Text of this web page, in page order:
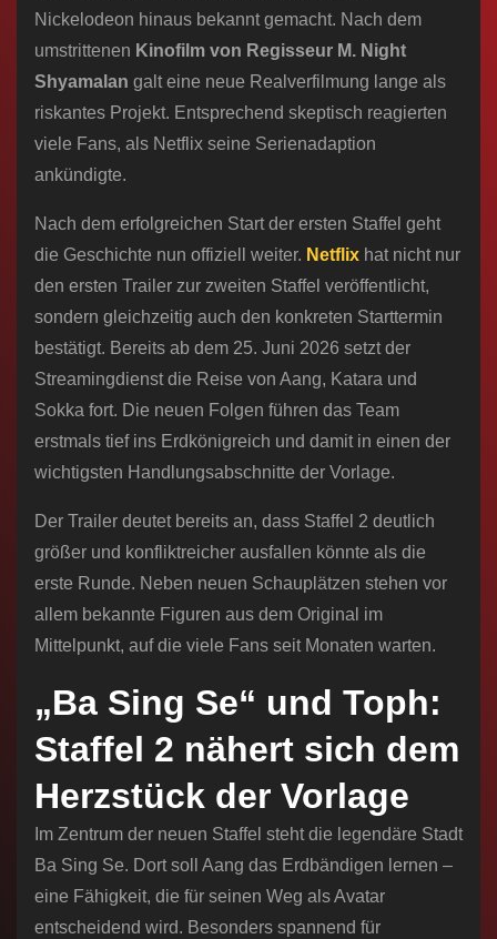
Nickelodeon hinaus bekannt gemacht. Nach dem
umstrittenen Kinofilm von Regisseur M. Night
Shyamalan galt eine neue Realverfilmung lange als
riskantes Projekt. Entsprechend skeptisch reagierten
viele Fans, als Netflix seine Serienadaption
ankündigte.
Nach dem erfolgreichen Start der ersten Staffel geht
die Geschichte nun offiziell weiter. Netflix hat nicht nur
den ersten Trailer zur zweiten Staffel veröffentlicht,
sondern gleichzeitig auch den konkreten Starttermin
bestätigt. Bereits ab dem 25. Juni 2026 setzt der
Streamingdienst die Reise von Aang, Katara und
Sokka fort. Die neuen Folgen führen das Team
erstmals tief ins Erdkönigreich und damit in einen der
wichtigsten Handlungsabschnitte der Vorlage.
Der Trailer deutet bereits an, dass Staffel 2 deutlich
größer und konfliktreicher ausfallen könnte als die
erste Runde. Neben neuen Schauplätzen stehen vor
allem bekannte Figuren aus dem Original im
Mittelpunkt, auf die viele Fans seit Monaten warten.
„Ba Sing Se“ und Toph:
Staffel 2 nähert sich dem
Herzstück der Vorlage
Im Zentrum der neuen Staffel steht die legendäre Stadt
Ba Sing Se. Dort soll Aang das Erdbändigen lernen –
eine Fähigkeit, die für seinen Weg als Avatar
entscheidend wird. Besonders spannend für